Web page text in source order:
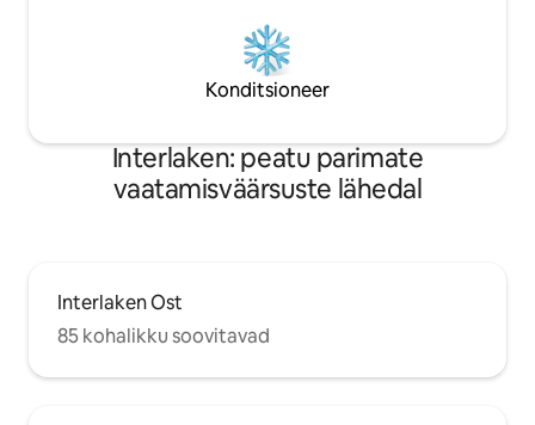
Konditsioneer
Interlaken: peatu parimate
vaatamisväärsuste lähedal
Interlaken Ost
85 kohalikku soovitavad